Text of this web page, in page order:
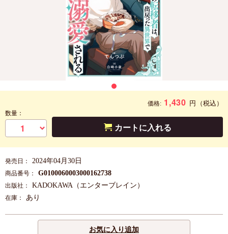
価格: 1,430 円 （税込）
数量：
カートに入れる
発売日： 2024年04月30日
商品番号： G0100060003000162738
出版社： KADOKAWA（エンターブレイン）
在庫： あり
お気に入り追加